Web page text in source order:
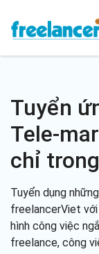
Tuyển
Tele-
chỉ
Tuyển dụng
freelancerViet
hình công việc
freelance, công